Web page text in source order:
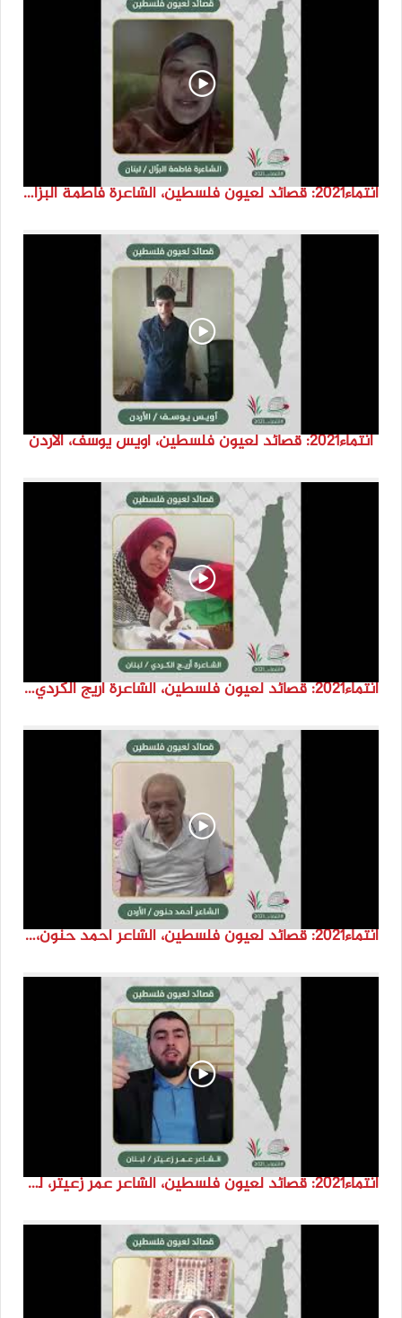
انتماء2021: قصائد لعيون فلسطين، الشاعرة فاطمة البزّال، لبنان
انتماء2021: قصائد لعيون فلسطين، أويس يوسف، الاردن
انتماء2021: قصائد لعيون فلسطين، الشاعرة اريج الكردي، لبنان
انتماء2021: قصائد لعيون فلسطين، الشاعر احمد حنون، الاردن
انتماء2021: قصائد لعيون فلسطين، الشاعر عمر زعيتر، لبنان